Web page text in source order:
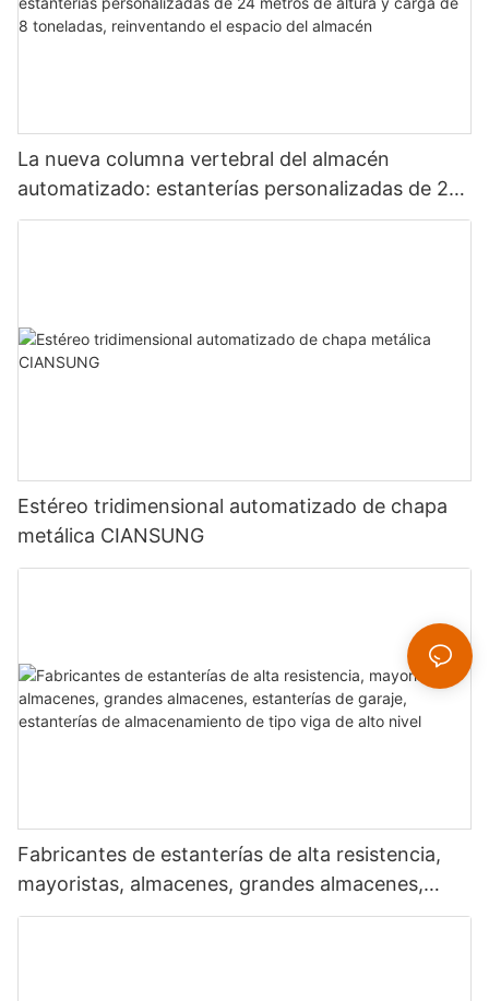
La nueva columna vertebral del almacén
automatizado: estanterías personalizadas de 24
metros de altura y carga de 8 toneladas,
Estéreo tridimensional automatizado de chapa
metálica CIANSUNG
Fabricantes de estanterías de alta resistencia,
mayoristas, almacenes, grandes almacenes,
estanterías de garaje, estanterías de